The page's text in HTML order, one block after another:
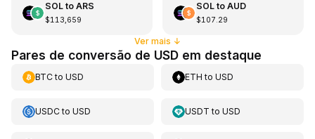
SOLto ARS
$113,659
SOLto AUD
$107.29
Ver mais ↓
Pares de conversão de USD em destaque
BTCto USD ETH toUSD
USDCto USD USDT toUSD